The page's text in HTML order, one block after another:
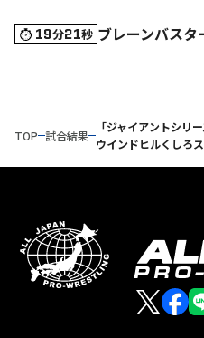
19分21秒 ブレーンバス
TOP 試合結果
「ジャイアントシリ
ウインドヒルくしろ